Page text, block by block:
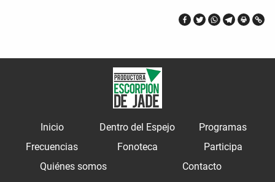
Inicio Dentro del Espejo
Programas
Frecuencias
Fonoteca
Participa
Quiénes somos
Contacto